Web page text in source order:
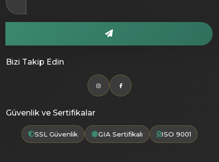
Bizi Takip Edin
Güvenlik ve Sertifikalar
SSL Güvenlik GIA Sertifikalı ISO 9001